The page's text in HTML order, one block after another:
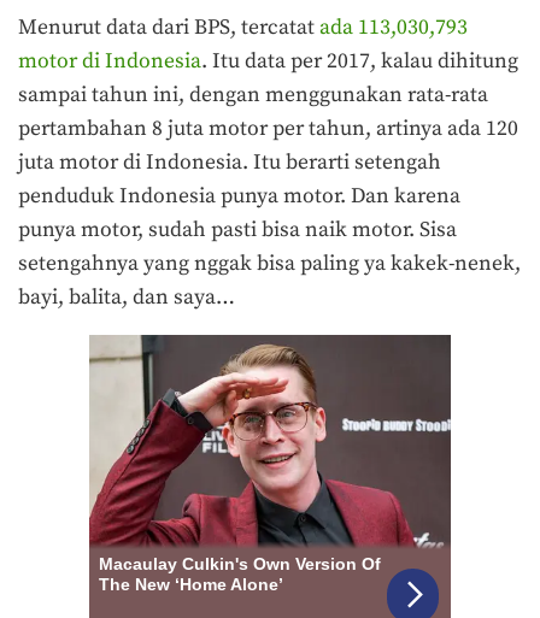
Menurut data dari BPS, tercatatada 113,030,793
motor di Indonesia. Itu data per 2017, kalau dihitung
sampai tahun ini, dengan menggunakan rata-rata
pertambahan 8 juta motor per tahun, artinya ada 120
juta motor di Indonesia. Itu berarti setengah
penduduk Indonesia punya motor. Dan karena
punya motor, sudah pasti bisa naik motor. Sisa
setengahnya yang nggak bisa paling ya kakek-nenek,
bayi, balita, dan saya…